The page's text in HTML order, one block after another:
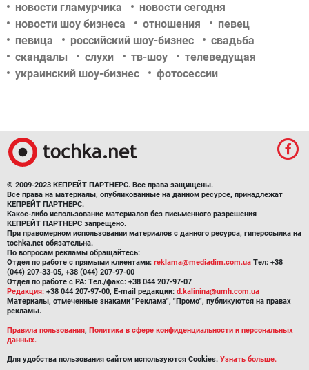
новости гламурчика
новости сегодня
новости шоу бизнеса
отношения
певец
певица
российский шоу-бизнес
свадьба
скандалы
слухи тв-шоу
телеведущая
украинский шоу-бизнес
фотосессии
© 2009-2023 КЕПРЕЙТ ПАРТНЕРС. Все права защищены.
Все права на материалы, опубликованные на данном ресурсе, принадлежат
КЕПРЕЙТ ПАРТНЕРС.
Какое-либо использование материалов без письменного разрешения
КЕПРЕЙТ ПАРТНЕРС запрещено.
При правомерном использовании материалов с данного ресурса, гиперссылка на
tochka.net обязательна.
По вопросам рекламы обращайтесь:
Отдел по работе с прямыми клиентами: reklama@mediadim.com.ua Тел: +38
(044) 207-33-05, +38 (044) 207-97-00
Отдел по работе с РА: Тел./факс: +38 044 207-97-07
Редакция: +38 044 207-97-00, E-mail редакции: d.kalinina@umh.com.ua
Материалы, отмеченные знаками "Реклама", "Промо", публикуются на правах
рекламы.
Правила пользования, Политика в сфере конфиденциальности и персональных
данных.
Для удобства пользования сайтом используются Cookies. Узнать больше.